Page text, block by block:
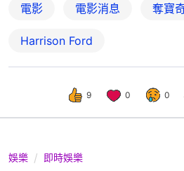
電影 電影消息 奪寶
Harrison Ford
9 0 0
娛樂 即時娛樂